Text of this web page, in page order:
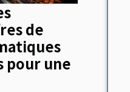
de
pour une